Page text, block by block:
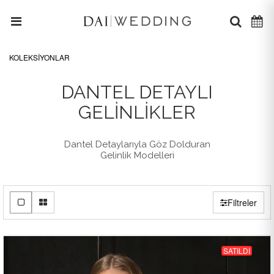
KOLEKSİYONLAR
DANTEL DETAYLI
GELINLIKLER
Dantel Detaylarıyla Göz Dolduran
Gelinlik Modelleri
Filtreler
SATILDI